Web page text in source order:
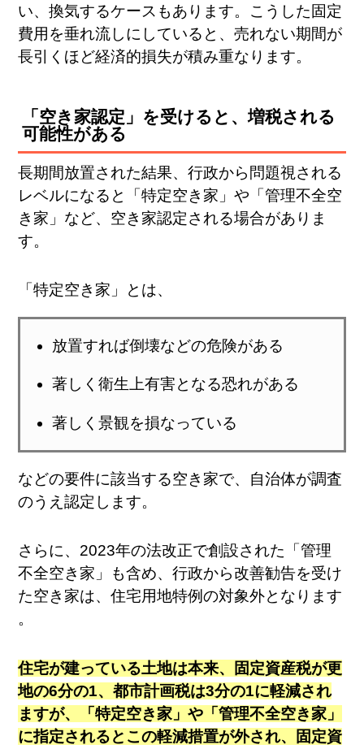
い、換気するケースもあります。こうした固定
費用を垂れ流しにしていると、売れない期間が
長引くほど経済的損失が積み重なります。
「空き家認定」を受けると、増税される
可能性がある
長期間放置された結果、行政から問題視される
レベルになると「特定空き家」や「管理不全空
き家」など、空き家認定される場合がありま
す。
「特定空き家」とは、
放置すれば倒壊などの危険がある
著しく衛生上有害となる恐れがある
著しく景観を損なっている
などの要件に該当する空き家で、自治体が調査
のうえ認定します​。
さらに、2023年の法改正で創設された「管理
不全空き家」も含め、行政から改善勧告を受け
た空き家は、住宅用地特例の対象外となります​
。
住宅が建っている土地は本来、固定資産税が更
地の6分の1、都市計画税は3分の1に軽減され
ますが、「特定空き家」や「管理不全空き家」
に指定されるとこの軽減措置が外され、固定資